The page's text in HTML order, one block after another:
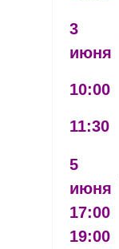
3
июня
10:00
11:30
5
июня
17:00
19:00